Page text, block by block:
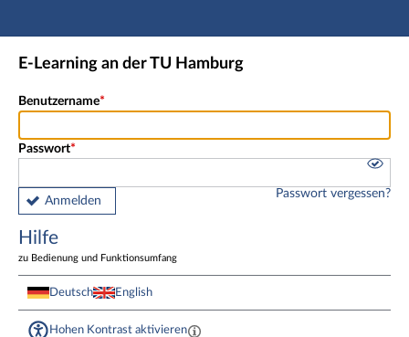
Hauptnavigation
Fußzeile
E-Learning an der TU Hamburg
Benutzername
Passwort
Anmelden
Passwort vergessen?
Hilfe
zu Bedienung und Funktionsumfang
Deutsch English
Hohen Kontrast aktivieren